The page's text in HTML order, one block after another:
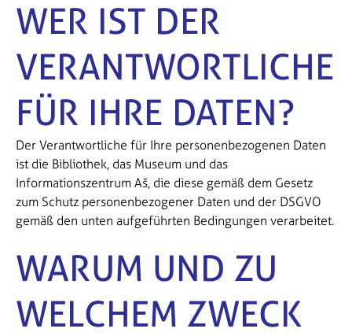
WER IST DER
VERANTWORTLICHE
FÜR IHRE DATEN?
Der Verantwortliche für Ihre personenbezogenen Daten
ist die Bibliothek, das Museum und das
Informationszentrum Aš, die diese gemäß dem Gesetz
zum Schutz personenbezogener Daten und der DSGVO
gemäß den unten aufgeführten Bedingungen verarbeitet.
WARUM UND ZU
WELCHEM ZWECK